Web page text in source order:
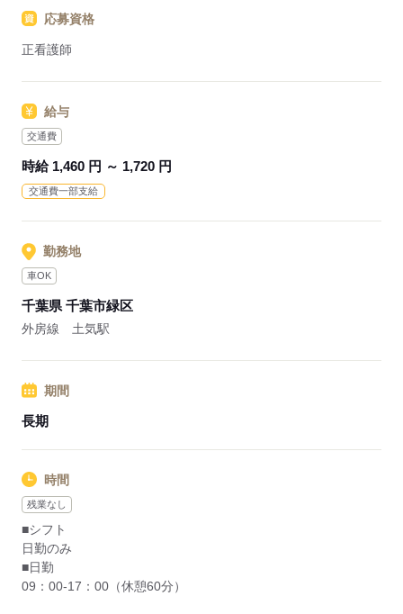
適切に対応します。また、医療行為以外にも、日々の生活支援
や介護業務にも携わり、総合的なケアを提供します。
応募資格
正看護師
給与
交通費
時給 1,460 円 ～ 1,720 円
交通費一部支給
勤務地
車OK
千葉県 千葉市緑区
外房線 土気駅
期間
長期
時間
残業なし
■シフト
日勤のみ
■日勤
09：00-17：00（休憩60分）